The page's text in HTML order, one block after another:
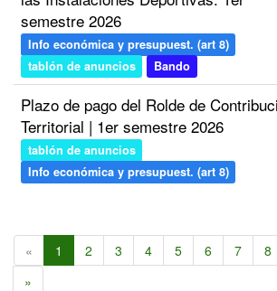
semestre 2026
Info económica y presupuest. (art 8)
tablón de anuncios
Bando
Plazo de pago del Rolde de
Territorial | 1er semestre 2026
tablón de anuncios
Info económica y presupuest. (art 8)
« 1 2 3 4 5 6 7 8
»